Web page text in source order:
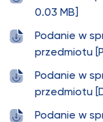
0.03 MB]
Podanie w
przedmiotu
Podanie w
przedmiotu
Podanie w